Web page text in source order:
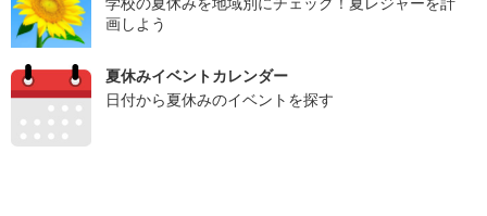
画しよう
夏休みイベントカレンダー
日付から夏休みのイベントを探す